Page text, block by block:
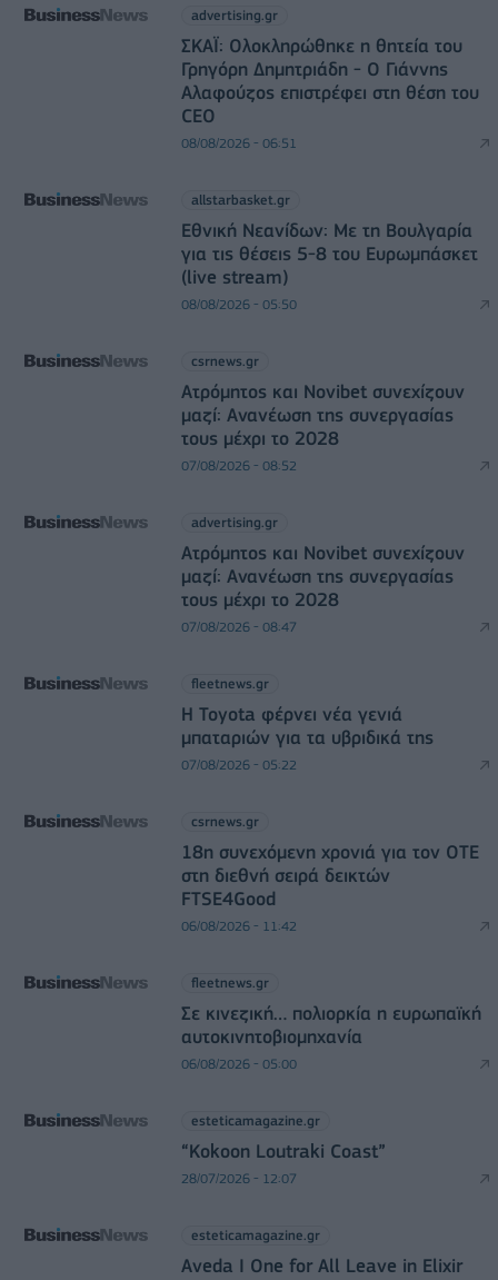
advertising.gr
ΣΚΑΪ: Ολοκληρώθηκε η θητεία του
Γρηγόρη Δημητριάδη - Ο Γιάννης
Αλαφούζος επιστρέφει στη θέση του
CEO
08/08/2026 - 06:51
allstarbasket.gr
Εθνική Νεανίδων: Με τη Βουλγαρία
για τις θέσεις 5-8 του Ευρωμπάσκετ
(live stream)
08/08/2026 - 05:50
csrnews.gr
Ατρόμητος και Novibet συνεχίζουν
μαζί: Ανανέωση της συνεργασίας
τους μέχρι το 2028
07/08/2026 - 08:52
advertising.gr
Ατρόμητος και Novibet συνεχίζουν
μαζί: Ανανέωση της συνεργασίας
τους μέχρι το 2028
07/08/2026 - 08:47
fleetnews.gr
Η Toyota φέρνει νέα γενιά
μπαταριών για τα υβριδικά της
07/08/2026 - 05:22
csrnews.gr
18η συνεχόμενη χρονιά για τον ΟΤΕ
στη διεθνή σειρά δεικτών
FTSE4Good
06/08/2026 - 11:42
fleetnews.gr
Σε κινεζική… πολιορκία η ευρωπαϊκή
αυτοκινητοβιομηχανία
06/08/2026 - 05:00
esteticamagazine.gr
“Kokoon Loutraki Coast”
28/07/2026 - 12:07
esteticamagazine.gr
Aveda I One for All Leave in Elixir